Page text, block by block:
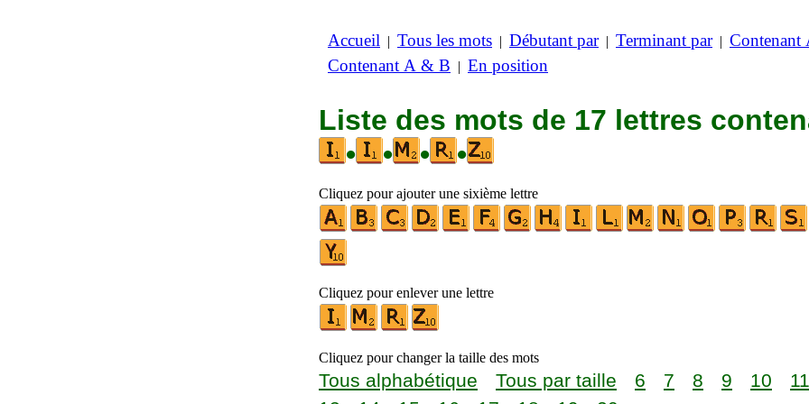
Accueil | Tous les mots | Débutant par| Terminant par| Contenant
Contenant A & B | En position
Liste des mots de 17 lettres
•
• • •
Cliquez pour ajouter une sixième lettre
Cliquez pour enlever une lettre
Cliquez pour changer la taille des mots
Tous alphabétique Tous par taille 6 7 8 9 10 11